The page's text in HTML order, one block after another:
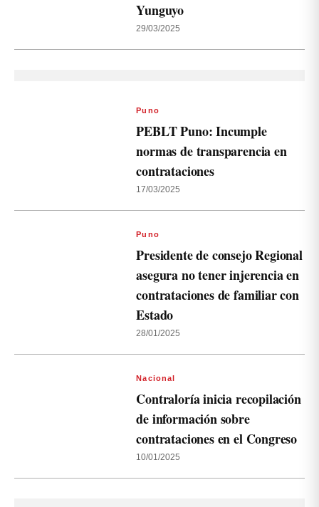
Yunguyo
29/03/2025
Puno
PEBLT Puno: Incumple
normas de transparencia en
contrataciones
17/03/2025
Puno
Presidente de consejo Regional
asegura no tener injerencia en
contrataciones de familiar con
Estado
28/01/2025
Nacional
Contraloría inicia recopilación
de información sobre
contrataciones en el Congreso
10/01/2025